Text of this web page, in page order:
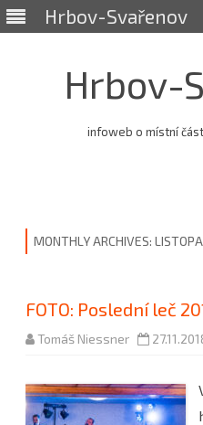
Hrbov-Svařenov
Hrbov-
infoweb o místní
MONTHLY ARCHIVES:
FOTO: Poslední leč
Tomáš Niessner